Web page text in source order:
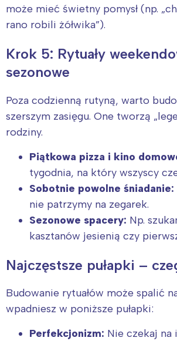
może mieć świetny pomysł (np.
rano robili żółwika”).
Krok 5: Rytuały
sezonowe
Poza codzienną rutyną, warto
szerszym zasięgu. One tworzą
rodziny.
Piątkowa pizza i kino
tygodnia, na który wszyscy
Sobotnie powolne śniadanie:
nie patrzymy na zegarek.
Sezonowe spacery: Np.
kasztanów jesienią czy
Najczęstsze pułapki –
Budowanie rytuałów może spalić
wpadniesz w poniższe pułapki:
Perfekcjonizm: Nie czekaj na